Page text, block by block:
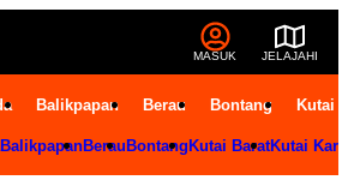
MASUK JELAJAHI
Balikpapan Berau Bontang Kutai
BalikpapanBerau Bontang Kutai BaratKutai